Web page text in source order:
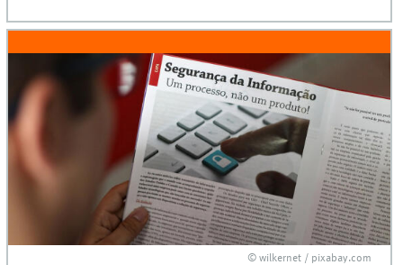
© wilkernet / pixabay.com